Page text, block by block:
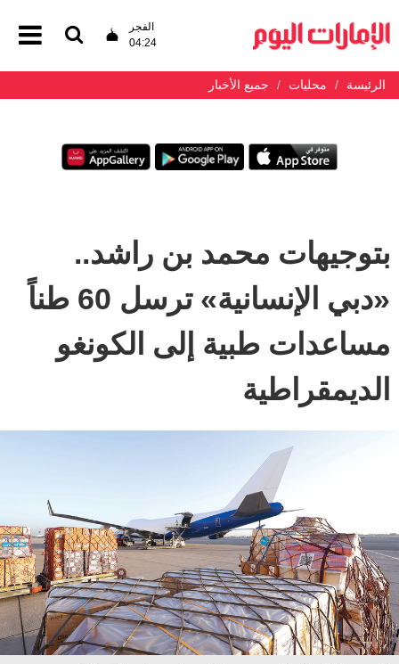
الفجر
04:24
الرئيسة محليات جميع الأخبار
بتوجيهات محمد بن راشد..
«دبي الإنسانية» ترسل 60 طناً
مساعدات طبية إلى الكونغو
الديمقراطية